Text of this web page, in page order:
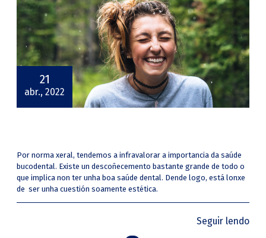
21
abr., 2022
Por norma xeral, tendemos a infravalorar a importancia da saúde
bucodental. Existe un descoñecemento bastante grande de todo o
que implica non ter unha boa saúde dental. Dende logo, está lonxe
de ser unha cuestión soamente estética.
Seguir lendo